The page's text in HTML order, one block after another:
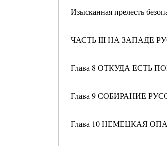
Изысканная прелесть
ЧАСТЬ III НА ЗАПАДЕ
Глава 8 ОТКУДА ЕСТЬ
Глава 9 СОБИРАНИЕ
Глава 10 НЕМЕЦКАЯ